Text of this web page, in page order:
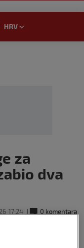
HRV
za
dva
17:24 0 komentara